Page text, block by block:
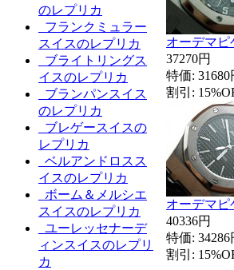
のレプリカ
フランクミュラー
スイスのレプリカ
ブライトリングス
イスのレプリカ
ブランパンスイス
のレプリカ
ブレゲースイスの
レプリカ
ベルアンドロスス
イスのレプリカ
ボーム＆メルシエ
スイスのレプリカ
ユーレッセナーデ
ィンスイスのレプリ
カ
オーデマピ
37270円
特価: 31680
割引:
オーデマピ
40336円
特価: 34286
割引: